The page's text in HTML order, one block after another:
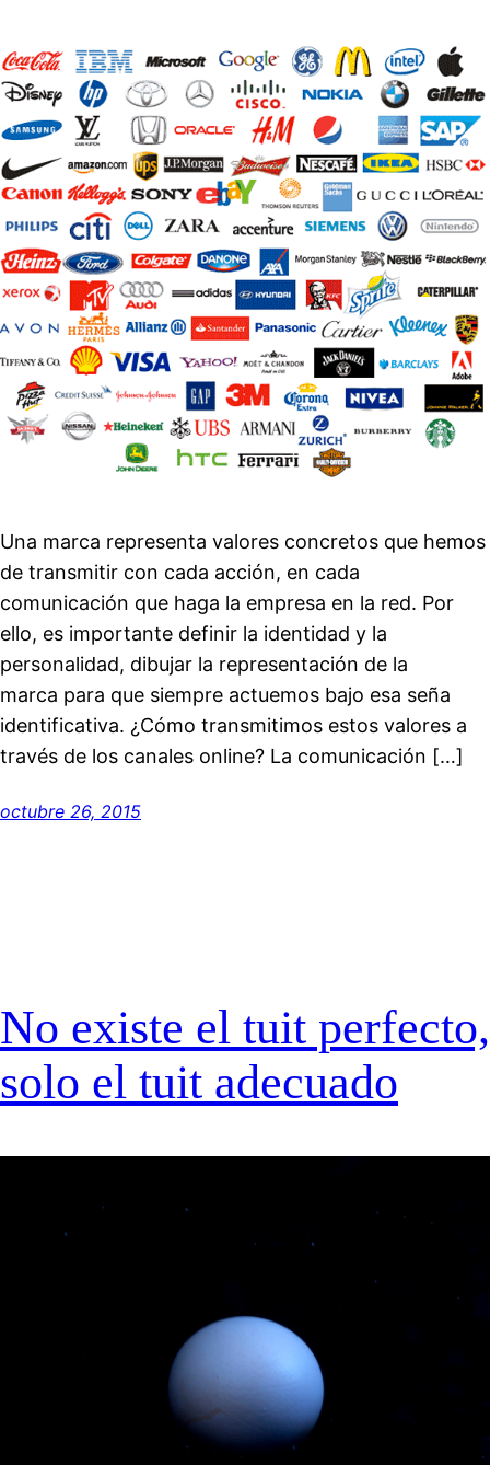
Una marca representa valores concretos que hemos
de transmitir con cada acción, en cada
comunicación que haga la empresa en la red. Por
ello, es importante definir la identidad y la
personalidad, dibujar la representación de la
marca para que siempre actuemos bajo esa seña
identificativa. ¿Cómo transmitimos estos valores a
través de los canales online? La comunicación […]
octubre 26, 2015
No existe el tuit perfecto,
solo el tuit adecuado